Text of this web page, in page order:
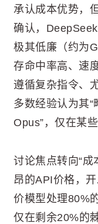
承认成本优势，
确认，
极其低廉（约为
存命中率高、速
遵循复杂指令、
多数经验认为其
Opus”，仅在某
讨论焦点转向“成
昂的API价格，
价模型处理80%
仅在剩余20%的